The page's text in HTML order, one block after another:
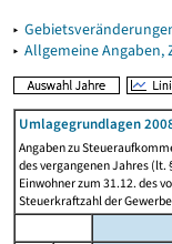
▸
▸ Allgemeine Angaben,
Umlagegrundlagen
Angaben zu
des vergangenen Jahres (lt.
Einwohner zum 31.12. des
Steuerkraftzahl der